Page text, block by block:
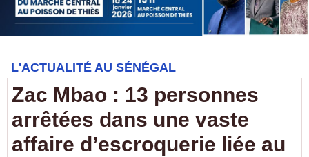
L'ACTUALITÉ AU SÉNÉGAL
Zac Mbao : 13 personnes
arrêtées dans une vaste
affaire d’escroquerie liée au